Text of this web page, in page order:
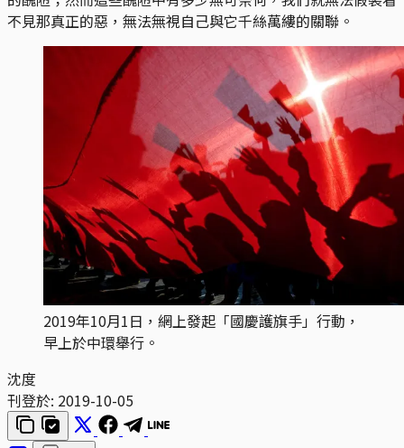
不見那真正的惡，無法無視自己與它千絲萬縷的關聯。
2019年10月1日，網上發起「國慶護旗手」行動，
早上於中環舉行。
沈度
刊登於: 2019-10-05